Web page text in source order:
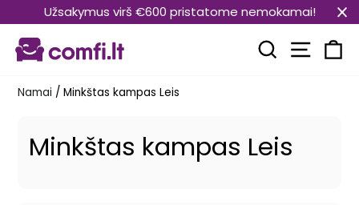
prie
turinio
Užsakymus virš €600 pristatome nemokamai!
Paieška
Namai / Minkštas kampas Leis
Minkštas kampas Leis